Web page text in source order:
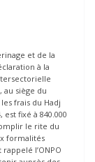
et de la
à la
au siège du
frais du Hadj
est fixé à 840.000
le rite du
formalités
l’ONPO